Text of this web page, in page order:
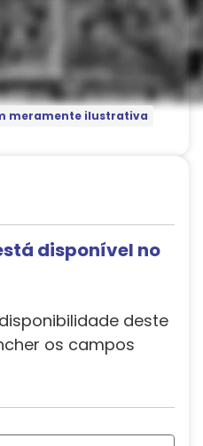
meramente ilustrativa
disponível no
deste
os campos